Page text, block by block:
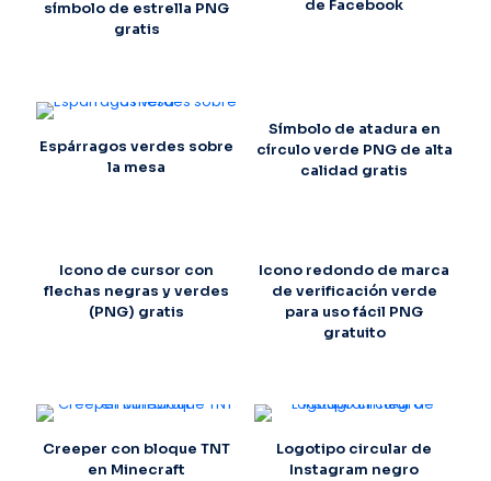
símbolo de estrella PNG
gratis
de Facebook
Espárragos verdes sobre
la mesa
Símbolo de atadura en
círculo verde PNG de alta
calidad gratis
Icono de cursor con
flechas negras y verdes
(PNG) gratis
Icono redondo de marca
de verificación verde
para uso fácil PNG
gratuito
Creeper con bloque TNT
en Minecraft
Logotipo circular de
Instagram negro